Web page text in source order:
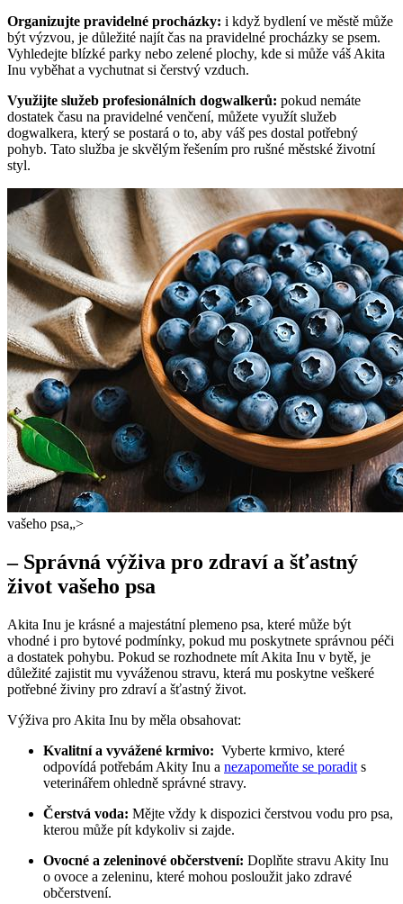
Organizujte pravidelné ‌procházky: i když bydlení ve ⁢městě může
být ⁣výzvou, je důležité najít čas ⁢na pravidelné procházky se psem.
Vyhledejte blízké parky⁢ nebo‍ zelené plochy,​ kde si může váš Akita⁤
Inu vyběhat a vychutnat‌ si ⁤čerstvý‌ vzduch.
Využijte služeb profesionálních dogwalkerů: pokud nemáte
dostatek‌ času na ​pravidelné venčení, můžete využít služeb
dogwalkera, který se postará o to, aby váš pes dostal potřebný
pohyb. Tato ‍služba je ⁢skvělým řešením pro rušné městské životní⁤
styl.
vašeho psa„>
– Správná výživa pro⁣ zdraví a šťastný
život vašeho psa
Akita Inu​ je krásné a ⁢majestátní ‍plemeno psa, které může být
vhodné i⁢ pro bytové podmínky, pokud‍ mu‌ poskytnete ​správnou péči
a dostatek pohybu. Pokud se rozhodnete ​mít Akita Inu v bytě, je
⁣důležité ‌zajistit mu⁢ vyváženou stravu, která⁢ mu poskytne veškeré
potřebné živiny pro zdraví a šťastný život.
Výživa‍ pro ‍Akita Inu by měla obsahovat:
Kvalitní a vyvážené ‌krmivo: ​ Vyberte krmivo, které
odpovídá potřebám Akity‍ Inu‍ a nezapomeňte se poradit s
veterinářem ohledně ⁣správné stravy.
Čerstvá voda: Mějte vždy‍ k ⁢dispozici⁢ čerstvou vodu pro⁤ psa,
‌kterou⁤ může pít‌ kdykoliv si zajde.
Ovocné a zeleninové⁢ občerstvení: Doplňte stravu ⁣Akity‌ Inu
o ovoce a ⁢zeleninu,‍ které mohou posloužit⁢ jako⁣ zdravé
občerstvení.